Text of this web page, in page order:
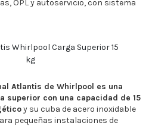
OPL y autoservicio, con sistema
Whirlpool Carga Superior 15
kg
Atlantis de Whirlpool es una
superior con una capacidad de 15
y su cuba de acero inoxidable
pequeñas instalaciones de